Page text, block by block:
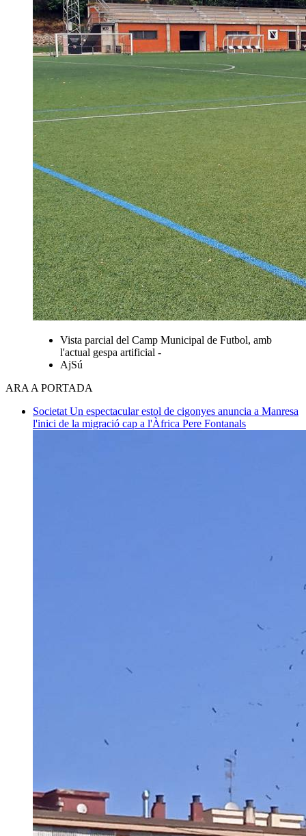
Vista parcial del Camp Municipal de Futbol, amb
l'actual gespa artificial -
AjSú
ARA A PORTADA
Societat Un espectacular estol de cigonyes anuncia a Manresa
l'inici de la migració cap a l'Àfrica Pere Fontanals